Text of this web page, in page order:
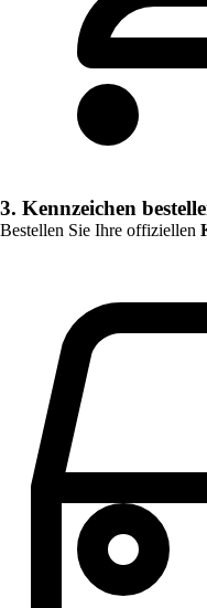
3. Kennzeichen
Bestellen Sie Ihre offiziellen